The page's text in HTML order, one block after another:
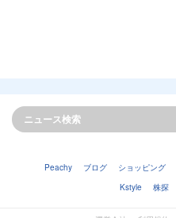
Peachy ブログ ショッピング
Kstyle
株探